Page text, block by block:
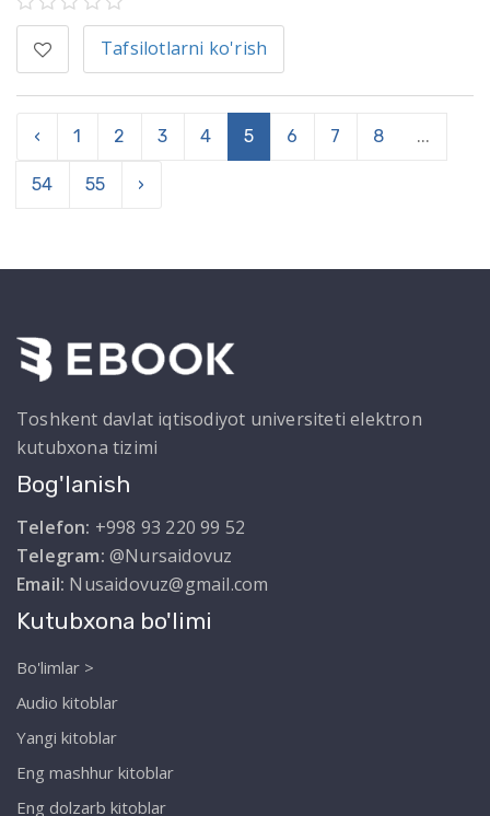
Tafsilotlarni ko'rish
‹ 1 2 3 4 5 6 7 8 ...
54 55 ›
Toshkent davlat iqtisodiyot universiteti elektron
kutubxona tizimi
Bog'lanish
Telefon: +998 93 220 99 52
Telegram: @Nursaidovuz
Email: Nusaidovuz@gmail.com
Kutubxona bo'limi
Bo'limlar >
Audio kitoblar
Yangi kitoblar
Eng mashhur kitoblar
Eng dolzarb kitoblar